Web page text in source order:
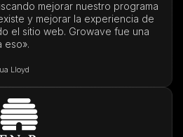
mejorar nuestro programa
y mejorar la experiencia de
el sitio web. Growave fue una
eso».
Lloyd